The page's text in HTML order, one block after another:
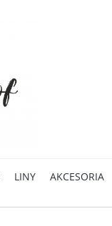
LINY AKCESORIA